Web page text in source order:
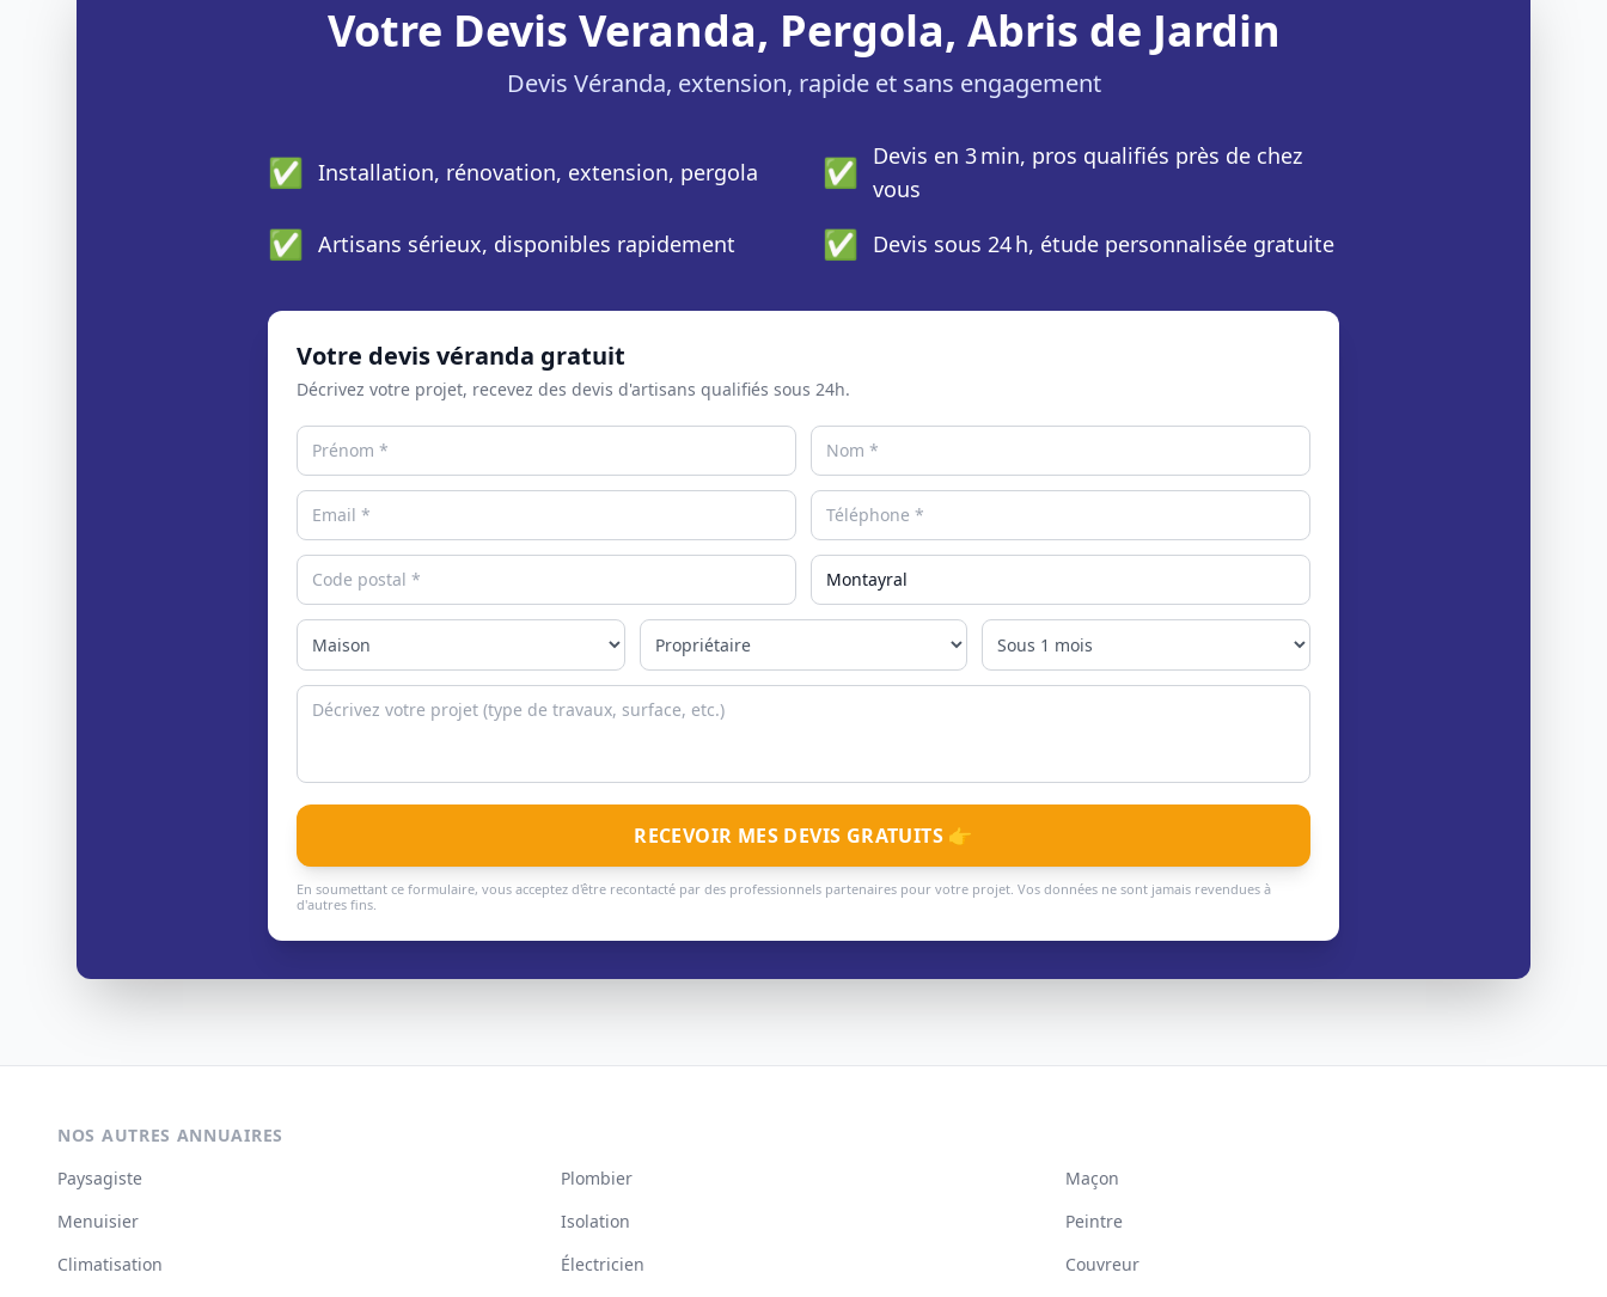
Votre Devis Veranda, Pergola, Abris de Jardin
Devis Véranda, extension, rapide et sans engagement
✅ Installation, rénovation, extension, pergola ✅ Devis en 3 min, pros qualifiés près de chez
vous
✅ Artisans sérieux, disponibles rapidement ✅ Devis sous 24 h, étude personnalisée gratuite
Votre devis véranda gratuit
Décrivez votre projet, recevez des devis d'artisans qualifiés sous 24h.
RECEVOIR MES DEVIS GRATUITS 👉
En soumettant ce formulaire, vous acceptez d'être recontacté par des professionnels partenaires pour votre projet. Vos données ne sont jamais revendues à
d'autres fins.
NOS AUTRES ANNUAIRES
Paysagiste
Plombier
Maçon
Menuisier
Isolation
Peintre
Climatisation
Électricien
Couvreur